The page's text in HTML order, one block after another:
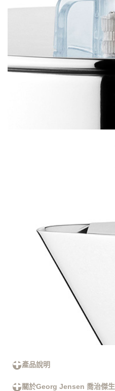
產品說明
關於Georg Jensen 喬治傑生